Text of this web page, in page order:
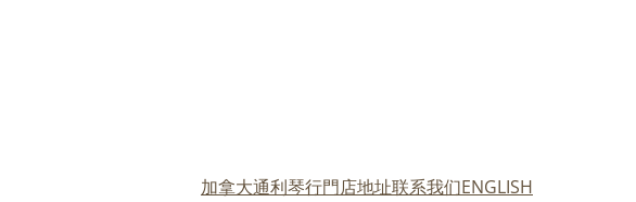
加拿大通利琴行門店地址联系我们ENGLISH